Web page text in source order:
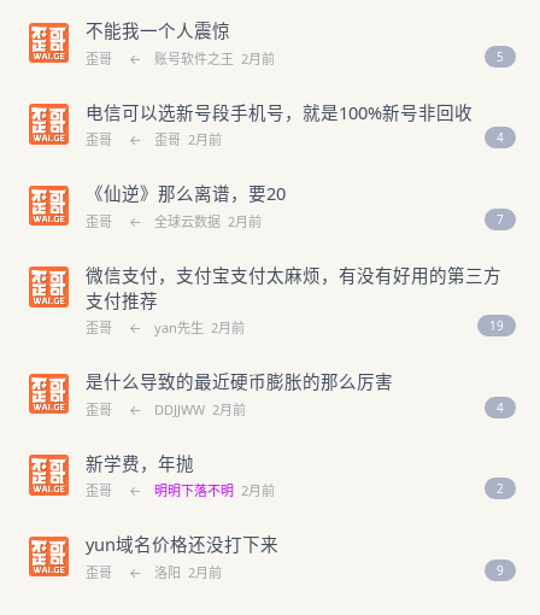
不能我一个人震惊
歪哥 ← 账号软件之王 2月前 5
电信可以选新号段手机号，就是100%新号非回收
歪哥 ← 歪哥 2月前 4
《仙逆》那么离谱，要20
歪哥 ← 全球云数据 2月前 7
微信支付，支付宝支付太麻烦，有没有好用的第三方
支付推荐
歪哥 ← yan先生 2月前 19
是什么导致的最近硬币膨胀的那么厉害
歪哥 ← DDJJWW 2月前 4
新学费，年抛
歪哥 ← 明明下落不明 2月前 2
yun域名价格还没打下来
歪哥 ← 洛阳 2月前 9